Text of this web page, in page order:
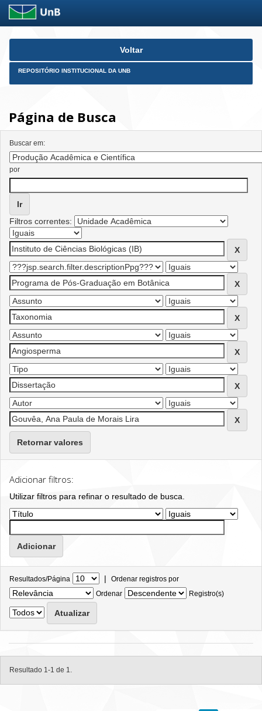
Skip
Voltar
REPOSITÓRIO INSTITUCIONAL DA UNB
Página de Busca
Buscar em:
por
Filtros correntes:
Retornar valores
Adicionar filtros:
Utilizar filtros para refinar o resultado de busca.
Resultados/Página | Ordenar registros por
Ordenar
Registro(s)
Resultado 1-1 de 1.